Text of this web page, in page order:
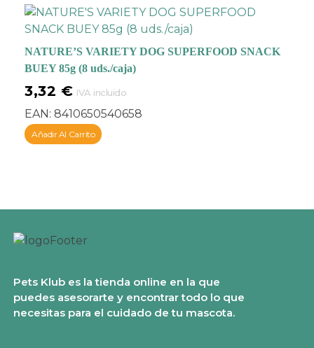
NATURE’S VARIETY DOG SUPERFOOD SNACK
BUEY 85g (8 uds./caja)
3,32 € IVA incluido
EAN: 8410650540658
Añadir Al Carrito
Pets Klub es la tienda online en la que
puedes asesorarte y encontrar todo lo que
necesitas para el cuidado de tu mascota.